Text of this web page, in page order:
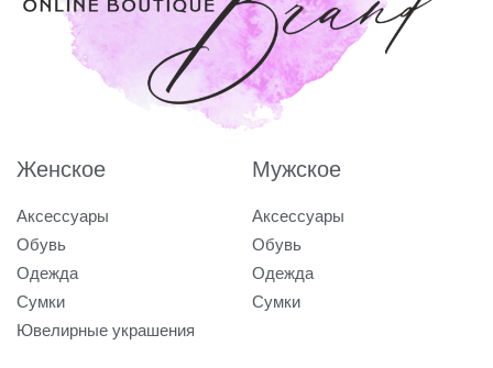
Женское
Аксессуары
Обувь
Одежда
Сумки
Ювелирные украшения
Мужское
Аксессуары
Обувь
Одежда
Сумки